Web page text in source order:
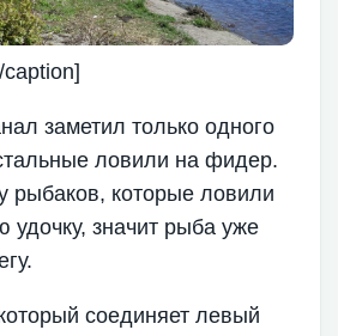
заметил только одного
ловили на фидер.
рыбаков, которые ловили
удочку, значит рыба уже
соединяет левый